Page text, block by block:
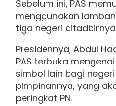
Sebelum ini, PAS
menggunakan
tiga negeri ditadbirnya
Presidennya, Abdul
PAS terbuka
simbol lain bagi
pimpinannya, yang
peringkat PN.